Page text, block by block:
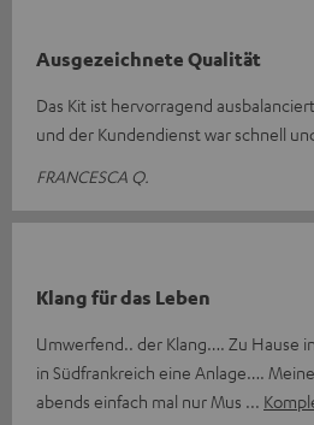
Ausgezeichnete Qualität
Das Kit ist hervorragend
und der Kundendienst war schnell
FRANCESCA Q.
Klang für das Leben
Umwerfend.. der Klang…. Zu Hause
in Südfrankreich eine Anlage….
abends einfach mal nur Mus